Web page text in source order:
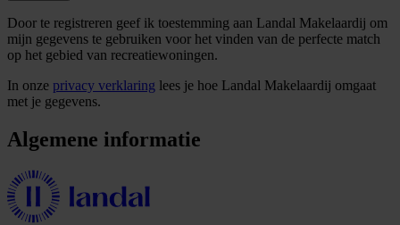
Door te registreren geef ik toestemming aan Landal Makelaardij om
mijn gegevens te gebruiken voor het vinden van de perfecte match
op het gebied van recreatiewoningen.
In onze privacy verklaring lees je hoe Landal Makelaardij omgaat
met je gegevens.
Algemene informatie